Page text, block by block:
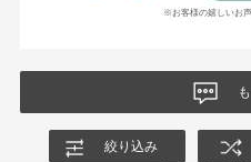
ョンの製品にたどり着き、「こ
量を多く出しすぎないように注
※お客様の嬉しいお
絞り込み